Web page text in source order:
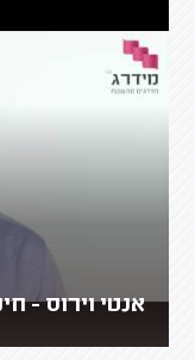
אנטי וירוס -